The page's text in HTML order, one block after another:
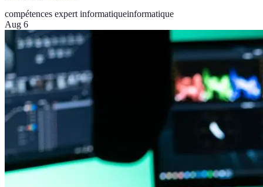
compétences expert informatiqueinformatique
Aug 6